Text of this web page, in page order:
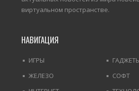
виртуальном пространстве.
НАВИГАЦИЯ
ИГРЫ
ЖЕЛЕЗО
СОФТ